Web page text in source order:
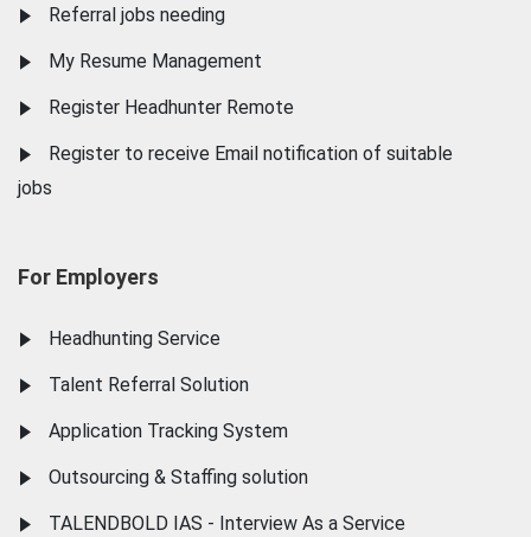
Referral jobs needing
My Resume Management
Register Headhunter Remote
Register to receive Email notification of suitable
jobs
For Employers
Headhunting Service
Talent Referral Solution
Application Tracking System
Outsourcing & Staffing solution
TALENDBOLD IAS - Interview As a Service